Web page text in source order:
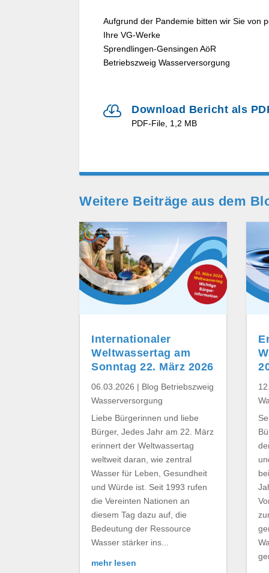
Aufgrund der Pandemie bitten wir Sie von
Ihre VG-Werke
Sprendlingen-Gensingen AöR
Betriebszweig Wasserversorgung
 Download Bericht als
PDF-File, 1,2 MB
Weitere Beiträge aus dem
Internationaler
Weltwassertag am
Sonntag 22. März 2026
06.03.2026 | Blog Betriebszweig
Wasserversorgung
Liebe Bürgerinnen und liebe
Bürger, Jedes Jahr am 22. März
erinnert der Weltwassertag
weltweit daran, wie zentral
Wasser für Leben, Gesundheit
und Würde ist. Seit 1993 rufen
die Vereinten Nationen an
diesem Tag dazu auf, die
Bedeutung der Ressource
Wasser stärker ins...
mehr lesen